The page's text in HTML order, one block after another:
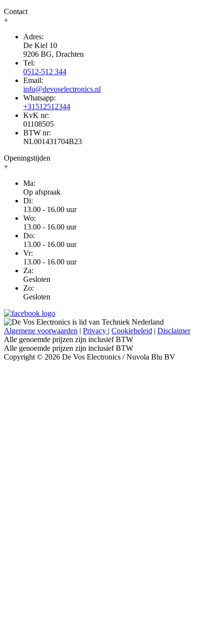
Contact
+
Adres:
De Kiel 10
9206 BG, Drachten
Tel:
0512-512 344
Email:
info@devoselectronics.nl
Whatsapp:
+31512512344
KvK nr:
01108505
BTW nr:
NL001431704B23
Openingstijden
+
Ma:
Op afspraak
Di:
13.00 - 16.00 uur
Wo:
13.00 - 16.00 uur
Do:
13.00 - 16.00 uur
Vr:
13.00 - 16.00 uur
Za:
Gesloten
Zo:
Gesloten
Algemene voorwaarden | Privacy | Cookiebeleid | Disclaimer
Alle genoemde prijzen zijn inclusief BTW
Alle genoemde prijzen zijn inclusief BTW
Copyright © 2026 De Vos Electronics / Nuvola Blu BV